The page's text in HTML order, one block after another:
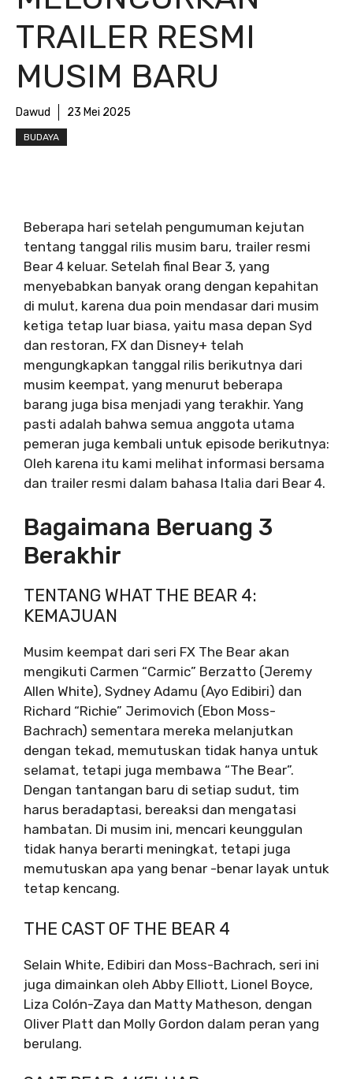
TRAILER RESMI
MUSIM BARU
Dawud 23 Mei 2025
BUDAYA
Beberapa hari setelah pengumuman kejutan
tentang tanggal rilis musim baru, trailer resmi
Bear 4 keluar. Setelah final Bear 3, yang
menyebabkan banyak orang dengan kepahitan
di mulut, karena dua poin mendasar dari musim
ketiga tetap luar biasa, yaitu masa depan Syd
dan restoran, FX dan Disney+ telah
mengungkapkan tanggal rilis berikutnya dari
musim keempat, yang menurut beberapa
barang juga bisa menjadi yang terakhir. Yang
pasti adalah bahwa semua anggota utama
pemeran juga kembali untuk episode berikutnya:
Oleh karena itu kami melihat informasi bersama
dan trailer resmi dalam bahasa Italia dari Bear 4.
Bagaimana Beruang 3
Berakhir
TENTANG WHAT THE BEAR 4:
KEMAJUAN
Musim keempat dari seri FX The Bear akan
mengikuti Carmen “Carmic” Berzatto (Jeremy
Allen White), Sydney Adamu (Ayo Edibiri) dan
Richard “Richie” Jerimovich (Ebon Moss-
Bachrach) sementara mereka melanjutkan
dengan tekad, memutuskan tidak hanya untuk
selamat, tetapi juga membawa “The Bear”.
Dengan tantangan baru di setiap sudut, tim
harus beradaptasi, bereaksi dan mengatasi
hambatan. Di musim ini, mencari keunggulan
tidak hanya berarti meningkat, tetapi juga
memutuskan apa yang benar -benar layak untuk
tetap kencang.
THE CAST OF THE BEAR 4
Selain White, Edibiri dan Moss-Bachrach, seri ini
juga dimainkan oleh Abby Elliott, Lionel Boyce,
Liza Colón-Zaya dan Matty Matheson, dengan
Oliver Platt dan Molly Gordon dalam peran yang
berulang.